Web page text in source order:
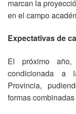
marcan la
en el campo
Expectativas de
El próximo
condicionada a
Provincia,
formas